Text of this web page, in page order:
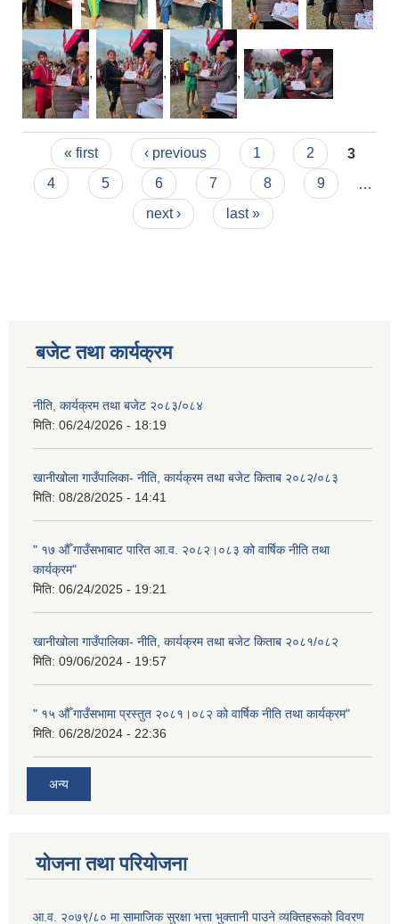
, , ,
Pages
« first ‹ previous 1 2
3
4
5 6 7 8 9
next ›
last »
बजेट तथा कार्यक्रम
नीति, कार्यक्रम तथा बजेट २०८३/०८४
मिति: 06/24/2026 - 18:19
खानीखोला गाउँपालिका- नीति, कार्यक्रम तथा बजेट किताब २०८२/०८३
मिति: 08/28/2025 - 14:41
" १७ औँ गाउँसभाबाट पारित आ.व. २०८२।०८३ को वार्षिक नीति तथा
कार्यक्रम"
मिति: 06/24/2025 - 19:21
खानीखोला गाउँपालिका- नीति, कार्यक्रम तथा बजेट किताब २०८१/०८२
मिति: 09/06/2024 - 19:57
" १५ औँ गाउँसभामा प्रस्तुत २०८१।०८२ को वार्षिक नीति तथा कार्यक्रम"
मिति: 06/28/2024 - 22:36
अन्य
योजना तथा परियोजना
आ.व. २०७९/८० मा सामाजिक सुरक्षा भत्ता भुक्तानी पाउने व्यक्तिहरूको विवरण